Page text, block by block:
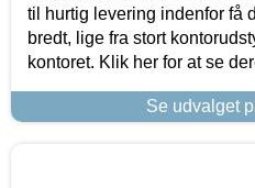
til hurtig levering indenfor få
bredt, lige fra stort
kontoret. Klik her for at se
Se udvalget